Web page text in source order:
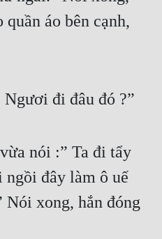
áo bên cạnh,
đi đâu đó ?”
nói :” Ta đi tẩy
ngồi đây làm ô uế
Nói xong, hắn đóng